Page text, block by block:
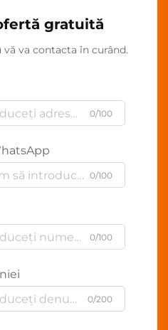
gratuită
va contacta în curând.
0/100
0/100
0/100
0/200